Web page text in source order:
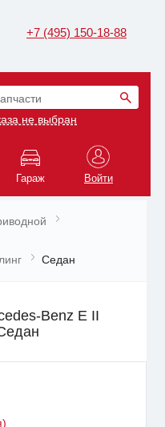
+7 (495) 150-18-88
не выбран
Гараж Войти
Седан
Benz E II